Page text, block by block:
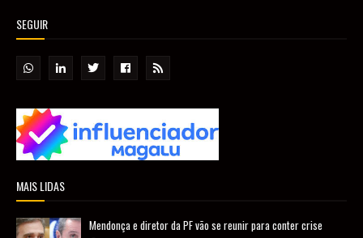
SEGUIR
MAIS LIDAS
Mendonça e diretor da PF vão se reunir para conter crise